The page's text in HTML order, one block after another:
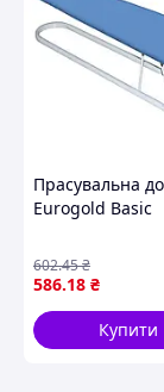
Прасувальна
Eurogold Basic
586.18 ₴
602.45₴
Купити